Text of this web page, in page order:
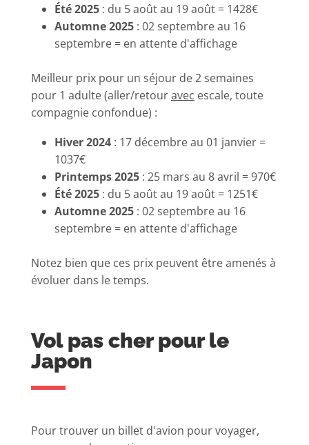
Été 2025: du 5 août au 19 août = 1428€
Automne 2025: 02 septembre au 16
septembre = en attente d'affichage
Meilleur prix pour un séjour de 2 semaines
pour 1 adulte (aller/retouravec escale, toute
compagnie confondue) :
Hiver 2024: 17 décembre au 01 janvier =
1037€
Printemps 2025: 25 mars au 8 avril = 970€
Été 2025: du 5 août au 19 août = 1251€
Automne 2025: 02 septembre au 16
septembre = en attente d'affichage
Notez bien que ces prix peuvent être amenés à
évoluer dans le temps.
Vol pas cher pour le
Japon
Pour trouver un billet d'avion pour voyager,